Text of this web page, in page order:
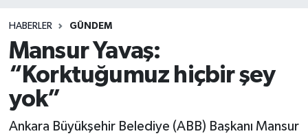
HABERLER GÜNDEM
Mansur Yavaş:
“Korktuğumuz hiçbir şey
yok”
Ankara Büyükşehir Belediye (ABB) Başkanı Mansur
Siyaset
Spor
Son Dakika Haberleri
Haber Arşivi